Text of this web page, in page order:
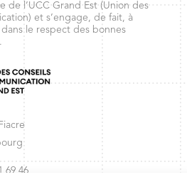
de l’UCC Grand Est (Union des
et s’engage, de fait, à
le respect des bonnes
69 46